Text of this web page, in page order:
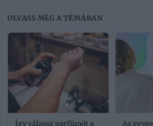
OLVASS MÉG A TÉMÁBAN
Így válassz parfümöt a Az